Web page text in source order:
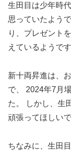
生田目は少年時
思っていたよう
り、プレゼント
えているようです
新十両昇進は、
で、 2024年7月
た。 しかし、生
頑張ってほしいで
ちなみに、生田